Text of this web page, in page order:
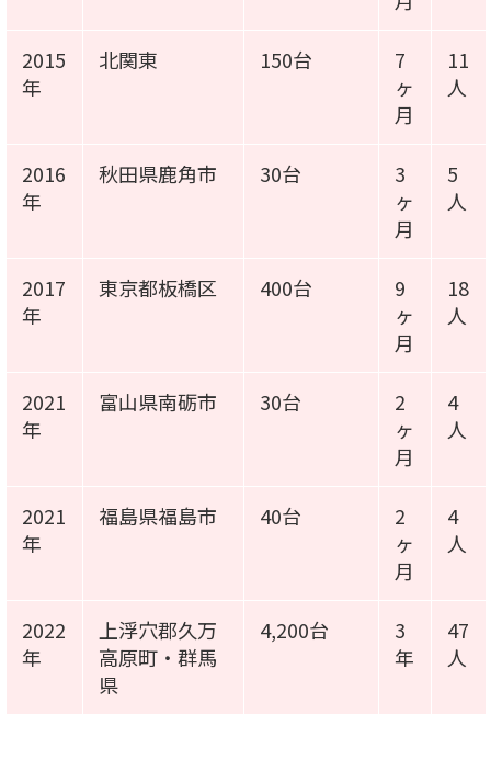
2015
年
北関東 150台
7
ヶ
月
11
人
2016
年
秋田県鹿角市 30台
3
ヶ
月
5
人
2017
年
東京都板橋区 400台
9
ヶ
月
18
人
2021
年
富山県南砺市 30台
2
ヶ
月
4
人
2021
年
福島県福島市 40台
2
ヶ
月
4
人
2022
年
上浮穴郡久万
高原町・群馬
県
4,200台
3
年
47
人